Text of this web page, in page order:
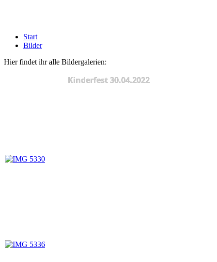
Start
Bilder
Hier findet ihr alle Bildergalerien:
Kinderfest 30.04.2022